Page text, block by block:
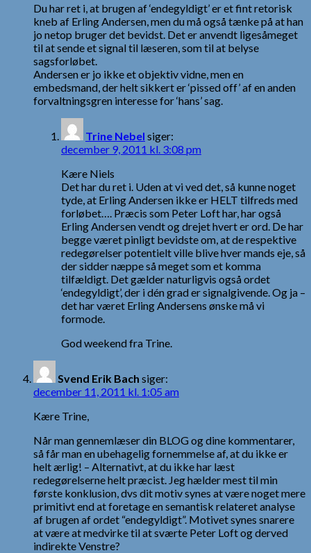
Du har ret i, at brugen af ‘endegyldigt’ er et fint retorisk
kneb af Erling Andersen, men du må også tænke på at han
jo netop bruger det bevidst. Det er anvendt ligesåmeget
til at sende et signal til læseren, som til at belyse
sagsforløbet.
Andersen er jo ikke et objektiv vidne, men en
embedsmand, der helt sikkert er ‘pissed off’ af en anden
forvaltningsgren interesse for ‘hans’ sag.
Trine Nebel siger:
december 9, 2011 kl. 3:08 pm
Kære Niels
Det har du ret i. Uden at vi ved det, så kunne noget
tyde, at Erling Andersen ikke er HELT tilfreds med
forløbet…. Præcis som Peter Loft har, har også
Erling Andersen vendt og drejet hvert er ord. De har
begge været pinligt bevidste om, at de respektive
redegørelser potentielt ville blive hver mands eje, så
der sidder næppe så meget som et komma
tilfældigt. Det gælder naturligvis også ordet
‘endegyldigt’, der i dén grad er signalgivende. Og ja –
det har været Erling Andersens ønske må vi
formode.
God weekend fra Trine.
Svend Erik Bach siger:
december 11, 2011 kl. 1:05 am
Kære Trine,
Når man gennemlæser din BLOG og dine kommentarer,
så får man en ubehagelig fornemmelse af, at du ikke er
helt ærlig! – Alternativt, at du ikke har læst
redegørelserne helt præcist. Jeg hælder mest til min
første konklusion, dvs dit motiv synes at være noget mere
primitivt end at foretage en semantisk relateret analyse
af brugen af ordet “endegyldigt”. Motivet synes snarere
at være at medvirke til at sværte Peter Loft og derved
indirekte Venstre?